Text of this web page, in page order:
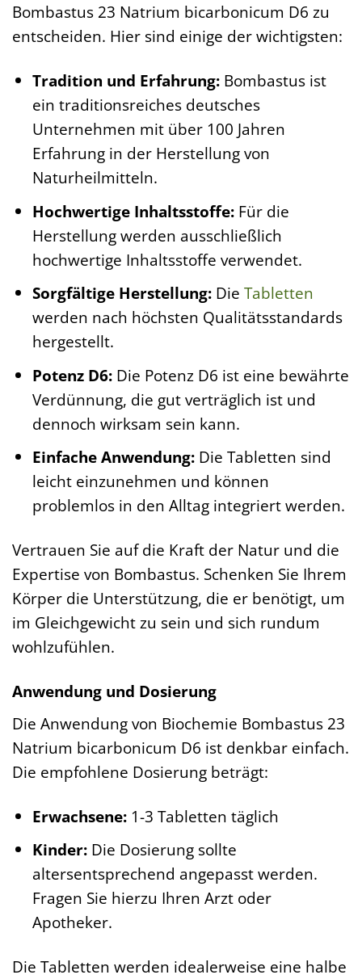
Bombastus 23 Natrium bicarbonicum D6 zu
entscheiden. Hier sind einige der wichtigsten:
Tradition und Erfahrung:Bombastus ist
ein traditionsreiches deutsches
Unternehmen mit über 100 Jahren
Erfahrung in der Herstellung von
Naturheilmitteln.
Hochwertige Inhaltsstoffe:Für die
Herstellung werden ausschließlich
hochwertige Inhaltsstoffe verwendet.
Sorgfältige Herstellung:Die Tabletten
werden nach höchsten Qualitätsstandards
hergestellt.
Potenz D6:Die Potenz D6 ist eine bewährte
Verdünnung, die gut verträglich ist und
dennoch wirksam sein kann.
Einfache Anwendung:Die Tabletten sind
leicht einzunehmen und können
problemlos in den Alltag integriert werden.
Vertrauen Sie auf die Kraft der Natur und die
Expertise von Bombastus. Schenken Sie Ihrem
Körper die Unterstützung, die er benötigt, um
im Gleichgewicht zu sein und sich rundum
wohlzufühlen.
Anwendung und Dosierung
Die Anwendung von Biochemie Bombastus 23
Natrium bicarbonicum D6 ist denkbar einfach.
Die empfohlene Dosierung beträgt:
Erwachsene:1-3 Tabletten täglich
Kinder:Die Dosierung sollte
altersentsprechend angepasst werden.
Fragen Sie hierzu Ihren Arzt oder
Apotheker.
Die Tabletten werden idealerweise eine halbe